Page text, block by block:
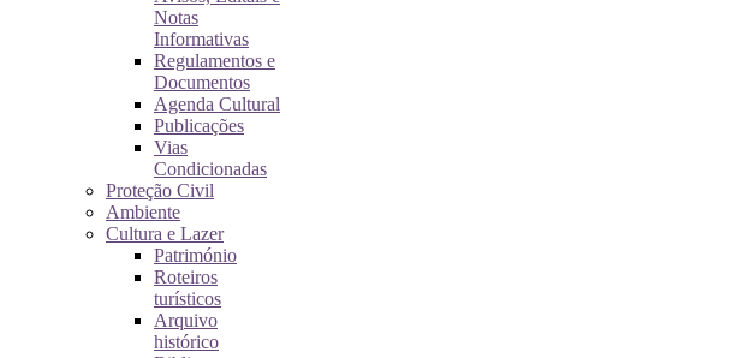
Notas
Informativas
Regulamentos e
Documentos
Agenda Cultural
Publicações
Vias
Condicionadas
Proteção Civil
Ambiente
Cultura e Lazer
Património
Roteiros
turísticos
Arquivo
histórico